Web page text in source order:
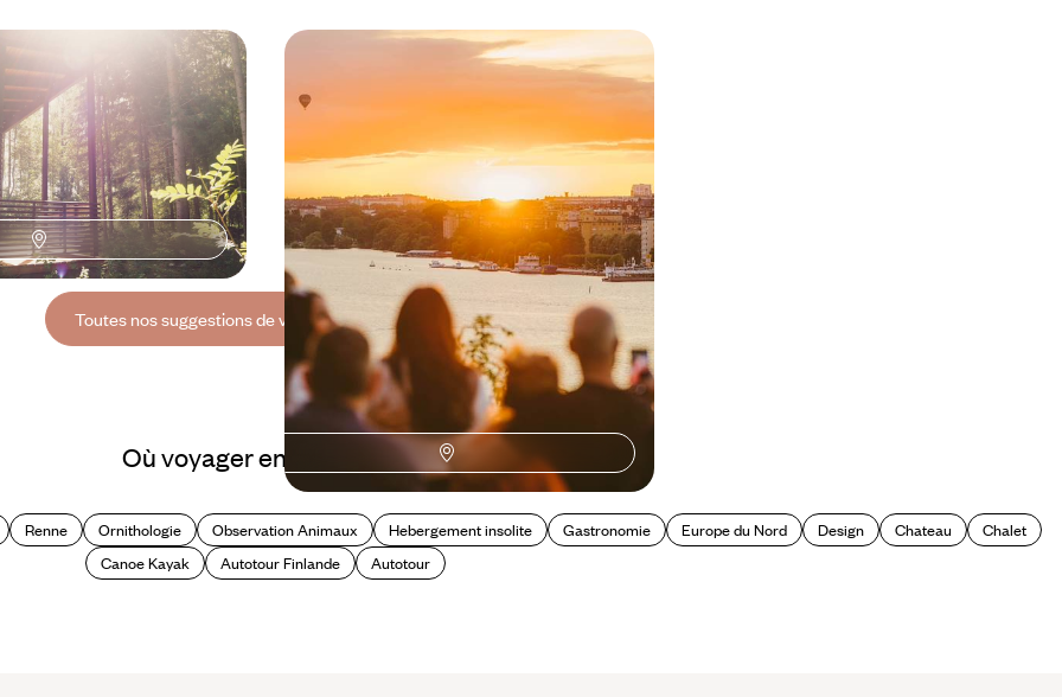
en Finlande - Lacs,
citadine
estivale pour parcourir la
de mettre le cap sur
de Helsinki
$ CA
Lifestyles nordiques & vents
nouveaux - En train et en ferry
autour de la Baltique
Une grande balade Baltique pour vivre, durant dix
jours, au rythme des tendances du Nord qui
11 jours, de 5300 à 6700 $ CA
Toutes nos suggestions de voyages en Finlande (3)
Où voyager en Finlande ?
Renne Ornithologie Observation Animaux Hebergement insolite Gastronomie Europe du Nord Design Chateau
Chalet
Canoe Kayak
Autotour Finlande Autotour